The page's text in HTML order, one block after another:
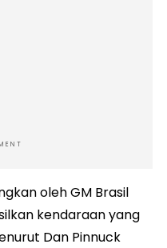
oleh GM Brasil
kendaraan yang
Dan Pinnuck